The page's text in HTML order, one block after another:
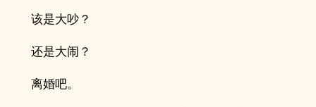
该是大吵？
还是大闹？
离婚吧。